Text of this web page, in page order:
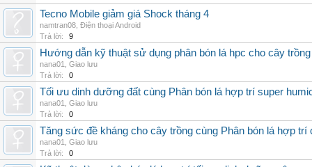
Tecno Mobile giảm giá Shock tháng 4
namtran08 Điện thoại Android
Trả lời:
9
Hướng dẫn kỹ thuật sử dụng phân bón lá hpc cho cây trồng
nana01
Giao lưu
Trả lời:
0
Tối ưu dinh dưỡng đất cùng Phân bón lá hợp trí super
nana01
Giao lưu
Trả lời:
0
Tăng sức đề kháng cho cây trồng cùng Phân bón lá hợp trí
nana01
Giao lưu
Trả lời:
0